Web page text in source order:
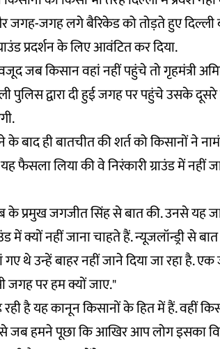
जगह लगे बैरिकेड को तोड़ते हुए दिल्ली
प्रदर्शन के लिए आवंटित कर दिया.
जब किसान वहां नहीं पहुंचे तो गृहमंत्री
पुलिस द्वारा दी हुई जगह पर पहुंचे उसके
बाद ही बातचीत की शर्त को किसानों ने
फैसला लिया की वे निरंकारी ग्राउंड में नहीं
के प्रमुख जगजीत सिंह से बात की. उनसे यह
में क्यों नहीं जाना चाहते हैं. न्यूजलॉन्ड्री से
थे उन्हें बाहर नहीं जाने दिया जा रहा है.
जगह पर हम क्यों जाए."
है यह कानून किसानों के हित में हैं. वहीं
जब हमने पूछा कि आखिर आप लोग इसका